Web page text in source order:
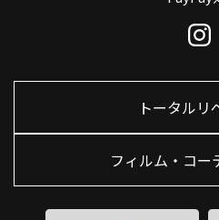
トータルリ
フィルム・コー